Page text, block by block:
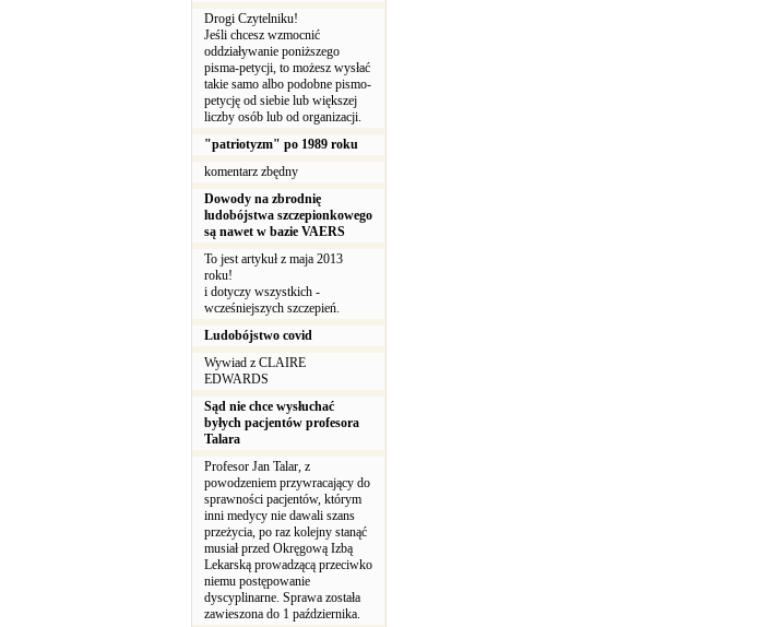
Drogi Czytelniku!
Jeśli chcesz wzmocnić
oddziaływanie poniższego
pisma-petycji, to możesz wysłać
takie samo albo podobne pismo-
petycję od siebie lub większej
liczby osób lub od organizacji.
"patriotyzm" po 1989 roku
komentarz zbędny
Dowody na zbrodnię
ludobójstwa szczepionkowego
są nawet w bazie VAERS
To jest artykuł z maja 2013
roku!
i dotyczy wszystkich -
wcześniejszych szczepień.
Ludobójstwo covid
Wywiad z CLAIRE
EDWARDS
Sąd nie chce wysłuchać
byłych pacjentów profesora
Talara
Profesor Jan Talar, z
powodzeniem przywracający do
sprawności pacjentów, którym
inni medycy nie dawali szans
przeżycia, po raz kolejny stanąć
musiał przed Okręgową Izbą
Lekarską prowadzącą przeciwko
niemu postępowanie
dyscyplinarne. Sprawa została
zawieszona do 1 października.